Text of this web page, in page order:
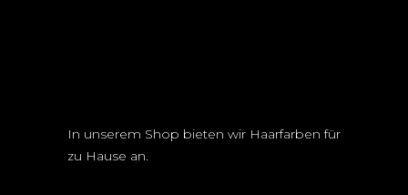
In unserem Shop bieten wir Haarfarben für
zu Hause an.